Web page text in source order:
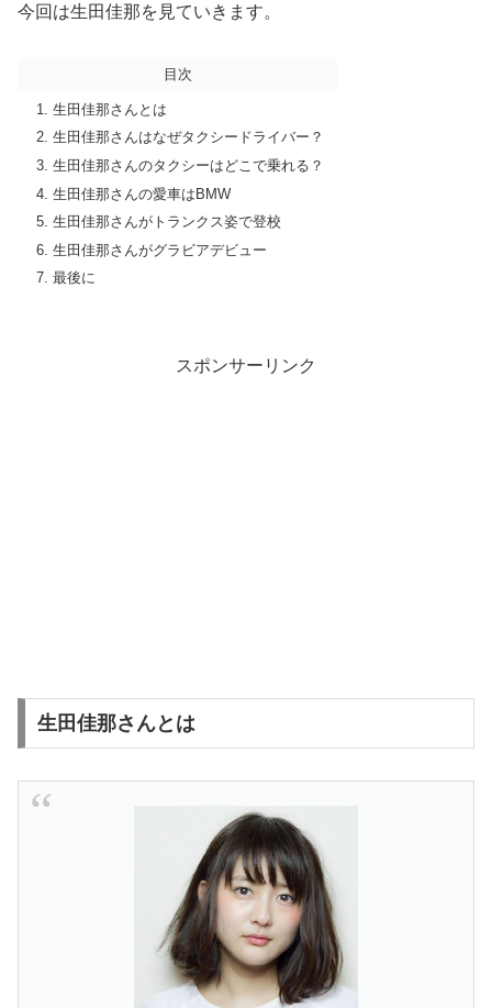
今回は生田佳那を見ていきます。
目次
生田佳那さんとは
生田佳那さんはなぜタクシードライバー？
生田佳那さんのタクシーはどこで乗れる？
生田佳那さんの愛車はBMW
生田佳那さんがトランクス姿で登校
生田佳那さんがグラビアデビュー
最後に
スポンサーリンク
生田佳那さんとは